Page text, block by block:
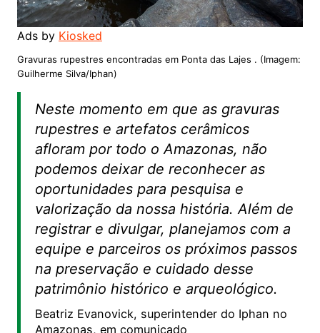
Ads by Kiosked
Gravuras rupestres encontradas em Ponta das Lajes . (Imagem:
Guilherme Silva/Iphan)
Neste momento em que as gravuras
rupestres e artefatos cerâmicos
afloram por todo o Amazonas, não
podemos deixar de reconhecer as
oportunidades para pesquisa e
valorização da nossa história. Além de
registrar e divulgar, planejamos com a
equipe e parceiros os próximos passos
na preservação e cuidado desse
patrimônio histórico e arqueológico.
Beatriz Evanovick, superintender do Iphan no
Amazonas, em comunicado